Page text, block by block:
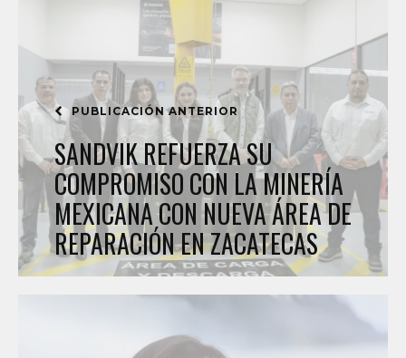
PUBLICACIÓN ANTERIOR
SANDVIK REFUERZA SU
COMPROMISO CON LA MINERÍA
MEXICANA CON NUEVA ÁREA DE
REPARACIÓN EN ZACATECAS